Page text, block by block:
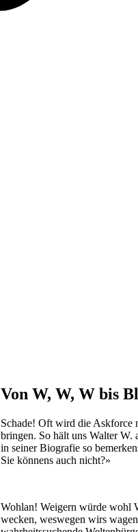
Von W, W, W bis
Schade! Oft wird die Askforce
bringen. So hält uns Walter
in seiner Biografie so
Sie könnens auch nicht?»
Wohlan! Weigern würde wohl
wecken, weswegen wirs